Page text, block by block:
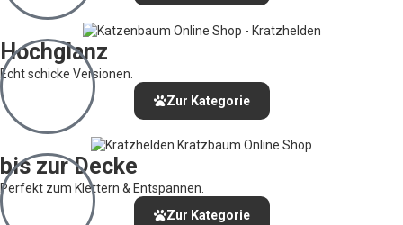
Hochglanz
Echt schicke Versionen.
Zur Kategorie
bis zur Decke
Perfekt zum Klettern & Entspannen.
Zur Kategorie